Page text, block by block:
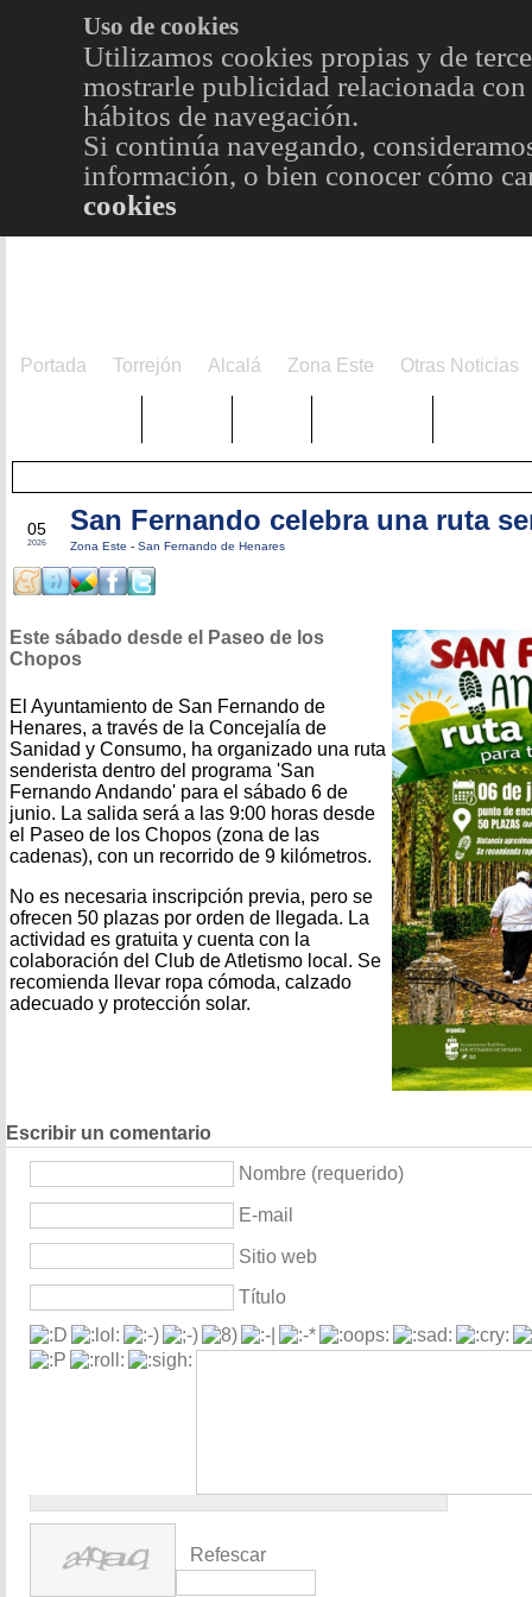
Uso de cookies
Utilizamos cookies propias y de
mostrarle publicidad relacionada
hábitos de navegación.
Si continúa navegando,
información, o bien conocer cómo
cookies
Portada Torrejón Alcalá Zona Este Otras Noticias
05
2026
San Fernando celebra una ruta
Zona Este - San Fernando de Henares
Este sábado desde el Paseo de los
Chopos
El Ayuntamiento de San Fernando de
Henares, a través de la Concejalía de
Sanidad y Consumo, ha organizado una ruta
senderista dentro del programa 'San
Fernando Andando' para el sábado 6 de
junio. La salida será a las 9:00 horas desde
el Paseo de los Chopos (zona de las
cadenas), con un recorrido de 9 kilómetros.
No es necesaria inscripción previa, pero se
ofrecen 50 plazas por orden de llegada. La
actividad es gratuita y cuenta con la
colaboración del Club de Atletismo local. Se
recomienda llevar ropa cómoda, calzado
adecuado y protección solar.
Escribir un comentario
Nombre (requerido)
E-mail
Sitio web
Título
Refescar